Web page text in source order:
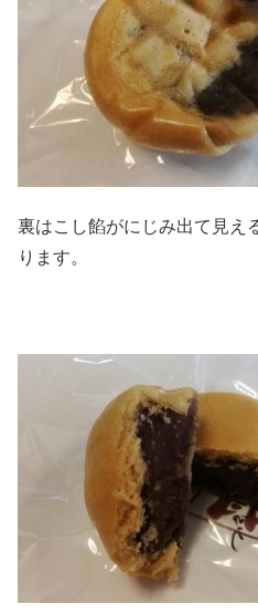
裏はこし餡がにじみ出て見え
ります。